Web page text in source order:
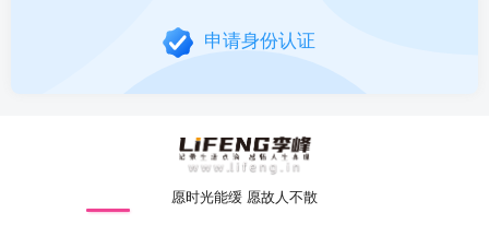
申请身份认证
愿时光能缓 愿故人不散